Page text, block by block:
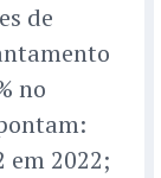
de
no
em 2022;